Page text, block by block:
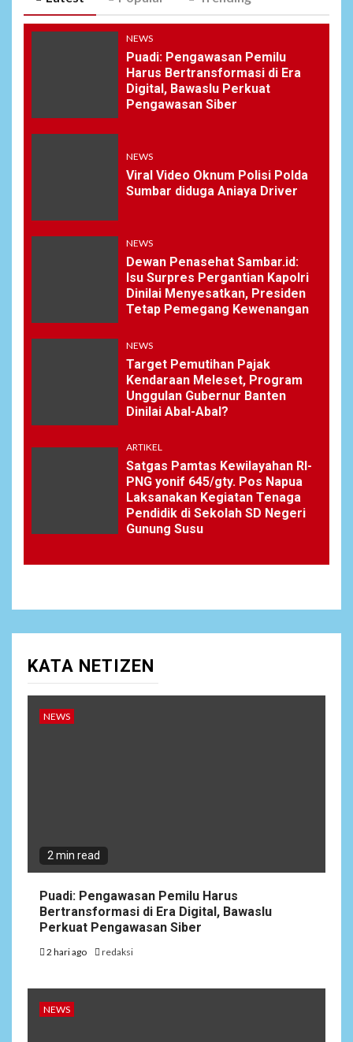
NEWS
Puadi: Pengawasan Pemilu
Harus Bertransformasi di Era
Digital, Bawaslu Perkuat
Pengawasan Siber
NEWS
Viral Video Oknum Polisi Polda
Sumbar diduga Aniaya Driver
NEWS
Dewan Penasehat Sambar.id:
Isu Surpres Pergantian Kapolri
Dinilai Menyesatkan, Presiden
Tetap Pemegang Kewenangan
NEWS
Target Pemutihan Pajak
Kendaraan Meleset, Program
Unggulan Gubernur Banten
Dinilai Abal-Abal?
ARTIKEL
Satgas Pamtas Kewilayahan RI-
PNG yonif 645/gty. Pos Napua
Laksanakan Kegiatan Tenaga
Pendidik di Sekolah SD Negeri
Gunung Susu
KATA NETIZEN
NEWS
2 min read
Puadi: Pengawasan Pemilu Harus
Bertransformasi di Era Digital, Bawaslu
Perkuat Pengawasan Siber
2 hari ago redaksi
NEWS